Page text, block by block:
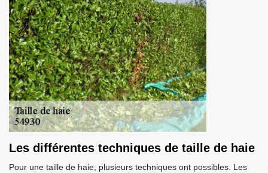
Les différentes techniques de taille de haie
Pour une taille de haie, plusieurs techniques ont possibles. Les